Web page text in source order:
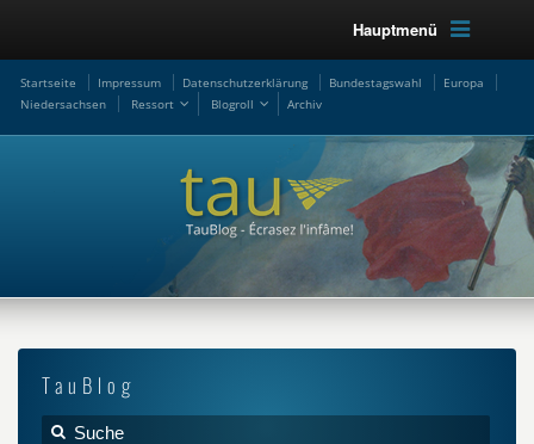
Hauptmenü
Startseite Impressum Datenschutzerklärung Bundestagswahl
Europa
Niedersachsen
Ressort Blogroll Archiv
TauBlog